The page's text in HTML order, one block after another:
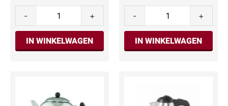
- +
IN WINKELWAGEN
- +
IN WINKELWAGEN